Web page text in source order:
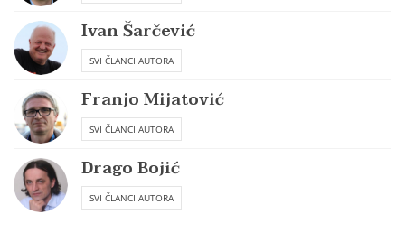
Ivan Šarčević
SVI ČLANCI AUTORA
Franjo Mijatović
SVI ČLANCI AUTORA
Drago Bojić
SVI ČLANCI AUTORA